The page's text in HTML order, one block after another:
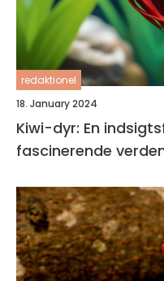
redaktionel
18. January 2024
Kiwi-dyr: En
fascinerende